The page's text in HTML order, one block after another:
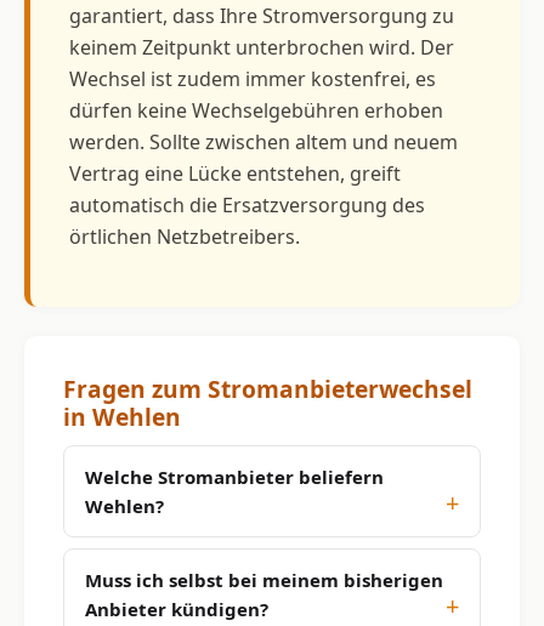
garantiert, dass Ihre Stromversorgung zu
keinem Zeitpunkt unterbrochen wird. Der
Wechsel ist zudem immer kostenfrei, es
dürfen keine Wechselgebühren erhoben
werden. Sollte zwischen altem und neuem
Vertrag eine Lücke entstehen, greift
automatisch die Ersatzversorgung des
örtlichen Netzbetreibers.
Fragen zum Stromanbieterwechsel
in Wehlen
Welche Stromanbieter beliefern
Wehlen?
Muss ich selbst bei meinem bisherigen
Anbieter kündigen?